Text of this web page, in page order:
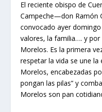
El reciente obispo de
Campeche—don Ramón
convocado ayer
valores, la familia…. y por
Morelos. Es la primera
respetar la vida se une la
Morelos, encabezadas
pongan las pilas” y
Morelos son pan